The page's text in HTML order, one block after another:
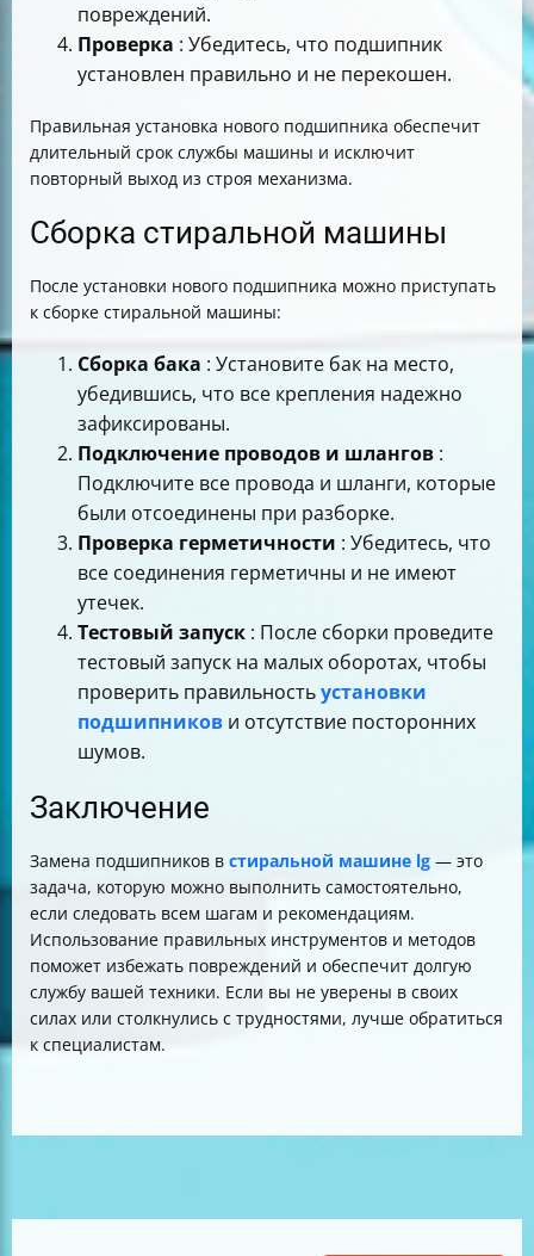
повреждений.
Проверка : Убедитесь, что подшипник
установлен правильно и не перекошен.
Правильная установка нового подшипника обеспечит
длительный срок службы машины и исключит
повторный выход из строя механизма.
Сборка стиральной машины
После установки нового подшипника можно приступать
к сборке стиральной машины:
Сборка бака : Установите бак на место,
убедившись, что все крепления надежно
зафиксированы.
Подключение проводов и шлангов :
Подключите все провода и шланги, которые
были отсоединены при разборке.
Проверка герметичности : Убедитесь, что
все соединения герметичны и не имеют
утечек.
Тестовый запуск : После сборки проведите
тестовый запуск на малых оборотах, чтобы
проверить правильностьустановки
подшипников и отсутствие посторонних
шумов.
Заключение
Замена подшипников в стиральной машине lg — это
задача, которую можно выполнить самостоятельно,
если следовать всем шагам и рекомендациям.
Использование правильных инструментов и методов
поможет избежать повреждений и обеспечит долгую
службу вашей техники. Если вы не уверены в своих
силах или столкнулись с трудностями, лучше обратиться
к специалистам.